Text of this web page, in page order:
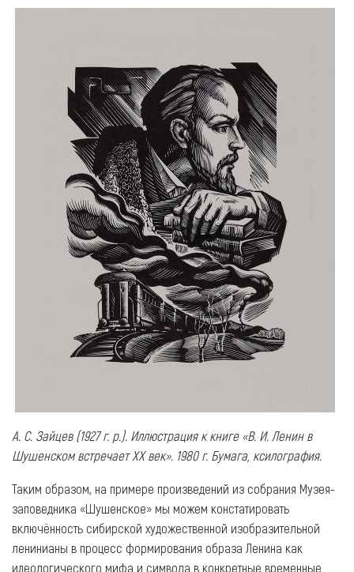
А. С. Зайцев (1927 г. р.). Иллюстрация к книге «В. И. Ленин в
Шушенском встречает ХХ век». 1980 г. Бумага, ксилография.
Таким образом, на примере произведений из собрания Музея-
заповедника «Шушенское» мы можем констатировать
включённость сибирской художественной изобразительной
ленинианы в процесс формирования образа Ленина как
идеологического мифа и символа в конкретные временные